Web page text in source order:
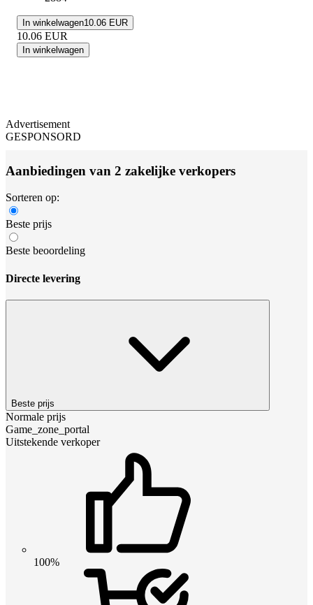
In winkelwagen10.06 EUR
10.06 EUR
In winkelwagen
Advertisement
GESPONSORD
Aanbiedingen van 2 zakelijke verkopers
Sorteren op:
Beste prijs
Beste beoordeling
Directe levering
Beste prijs
Normale prijs
Game_zone_portal
Uitstekende verkoper
100%